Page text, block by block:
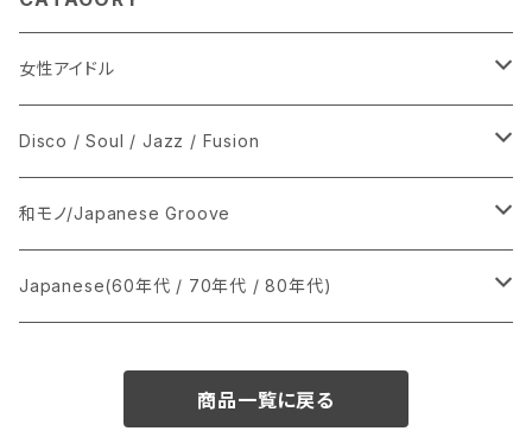
女性アイドル
シングル盤
あ行
か行
LP
CD
Disco / Soul / Jazz / Fusion
シングル盤
A
12インチ・シングル
和モノ/Japanese Groove
シングル盤
Japanese(60年代 / 70年代 / 80年代)
商品一覧に戻る